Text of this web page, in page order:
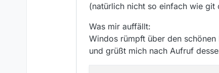
(natürlich nicht so einfach wie git
Was mir auffällt:
Windos rümpft über den
und grüßt mich nach Aufruf